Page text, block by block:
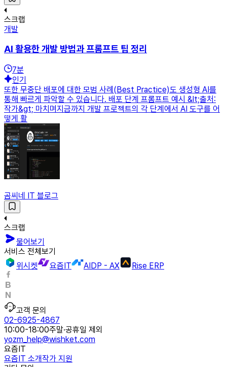
스크랩
개발
AI 활용한 개발 방법과 프롬프트 팁 정리
7분
인기
또한 무중단 배포에 대한 모범 사례(Best Practice)도 생성형 AI를
통해 빠르게 파악할 수 있습니다. 배포 단계 프롬프트 예시 &lt;출처:
작가&gt; 마치며지금까지 개발 프로젝트의 각 단계에서 AI 도구를 어
떻게 활
곰씨네 IT 블로그
스크랩
물어보기
서비스 전체보기
위시켓
요즘IT AIDP - AX Rise ERP
고객 문의
02-6925-4867
10:00-18:00주말·공휴일 제외
yozm_help@wishket.com
요즘IT
요즘IT 소개작가 지원